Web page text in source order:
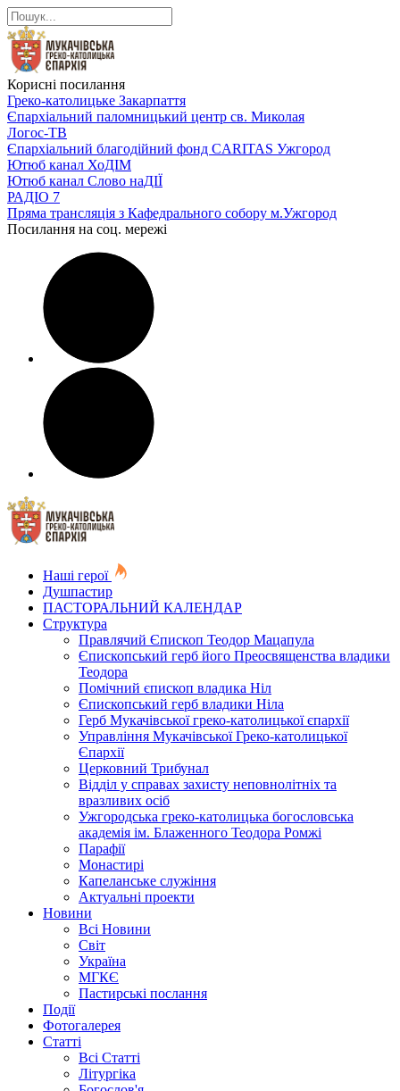
Корисні посилання
Греко-католицьке Закарпаття
Єпархіальний паломницький центр св. Миколая
Логос-ТВ
Єпархіальний благодійний фонд CARITAS Ужгород
Ютюб канал ХоДІМ
Ютюб канал Слово наДІЇ
РАДІО 7
Пряма трансляція з Кафедрального собору м.Ужгород
Посилання на соц. мережі
Наші герої
Душпастир
ПАСТОРАЛЬНИЙ КАЛЕНДАР
Структура
Правлячий Єпископ Теодор Мацапула
Єпископський герб його Преосвященства владики
Теодора
Помічний єпископ владика Ніл
Єпископський герб владики Ніла
Герб Мукачівської греко-католицької єпархії
Управління Мукачівської Греко-католицької
Єпархії
Церковний Трибунал
Відділ у справах захисту неповнолітніх та
вразливих осіб
Ужгородська греко-католицька богословська
академія ім. Блаженного Теодора Ромжі
Парафії
Монастирі
Капеланське служіння
Актуальні проекти
Новини
Всі Новини
Світ
Україна
МГКЄ
Пастирські послання
Події
Фотогалерея
Статті
Всі Статті
Літургіка